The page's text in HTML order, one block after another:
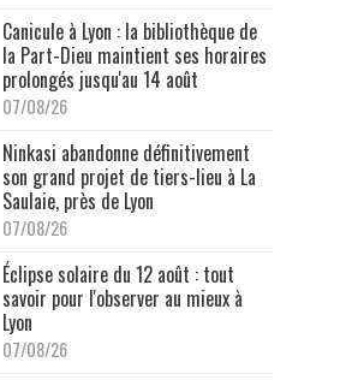
Canicule à Lyon : la bibliothèque de
la Part-Dieu maintient ses horaires
prolongés jusqu'au 14 août
07/08/26
Ninkasi abandonne définitivement
son grand projet de tiers-lieu à La
Saulaie, près de Lyon
07/08/26
Éclipse solaire du 12 août : tout
savoir pour l'observer au mieux à
Lyon
07/08/26